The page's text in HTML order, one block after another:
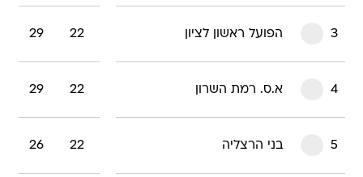
3 הפועל ראשון לציון 22
29
4 א.ס. רמת השרון 22
29
5 בני הרצליה 22
26